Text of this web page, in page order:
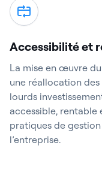
Accessibilité et
La mise en œuvre
une réallocation
lourds
accessible,
pratiques de gestion
l’entreprise.